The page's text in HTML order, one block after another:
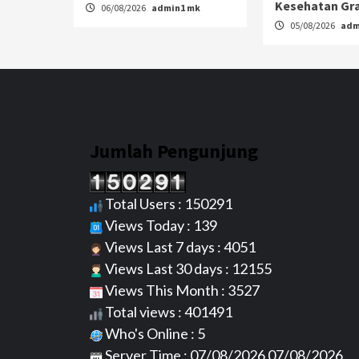
06/08/2026 admin1 mk
Kesehatan
05/08/2026
Jumlah Pengunjung
Total Users : 150291
Views Today : 139
Views Last 7 days : 4051
Views Last 30 days : 12155
Views This Month : 3527
Total views : 401491
Who's Online : 5
Server Time : 07/08/2026 07/08/2026